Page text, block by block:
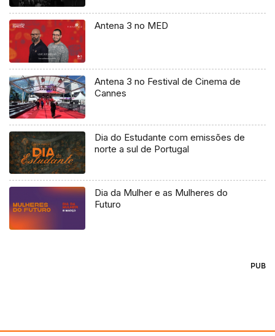
Antena 3 no MED
Antena 3 no Festival de Cinema de
Cannes
Dia do Estudante com emissões de
norte a sul de Portugal
Dia da Mulher e as Mulheres do
Futuro
PUB